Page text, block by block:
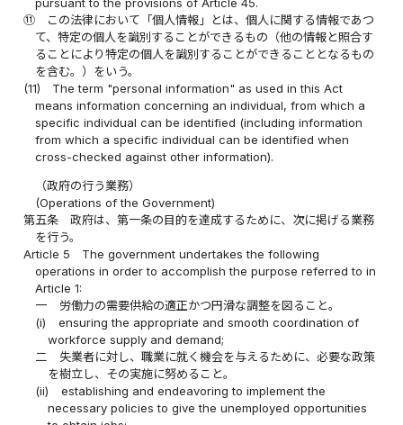
⑪
この法律において「個人情報」とは、個人に関する情報であつ
て、特定の個人を識別することができるもの（他の情報と照合す
ることにより特定の個人を識別することができることとなるもの
を含む。）をいう。
(11)
The term "personal information" as used in this Act
means information concerning an individual, from which a
specific individual can be identified (including information
from which a specific individual can be identified when
cross-checked against other information).
（政府の行う業務）
(Operations of the Government)
第五条
政府は、第一条の目的を達成するために、次に掲げる業務
を行う。
Article 5
The government undertakes the following
operations in order to accomplish the purpose referred to in
Article 1:
一
労働力の需要供給の適正かつ円滑な調整を図ること。
(i)
ensuring the appropriate and smooth coordination of
workforce supply and demand;
二
失業者に対し、職業に就く機会を与えるために、必要な政策
を樹立し、その実施に努めること。
(ii)
establishing and endeavoring to implement the
necessary policies to give the unemployed opportunities